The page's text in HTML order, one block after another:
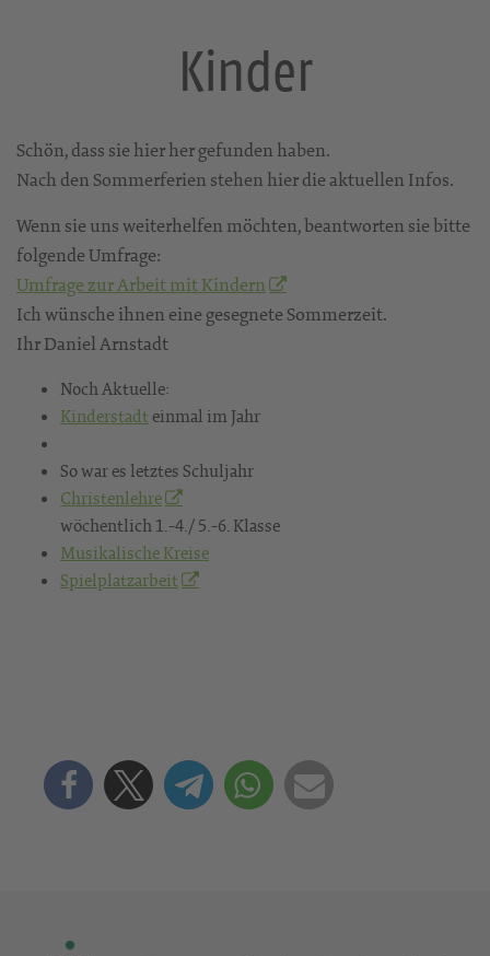
Kinder
Schön, dass sie hier her gefunden haben.
Nach den Sommerferien stehen hier die aktuellen Infos.
Wenn sie uns weiterhelfen möchten, beantworten sie bitte
folgende Umfrage:
Umfrage zur Arbeit mit Kindern
Ich wünsche ihnen eine gesegnete Sommerzeit.
Ihr Daniel Arnstadt
Noch Aktuelle:
Kinderstadt einmal im Jahr
So war es letztes Schuljahr
Christenlehre
wöchentlich 1.-4./ 5.-6. Klasse
Musikalische Kreise
Spielplatzarbeit